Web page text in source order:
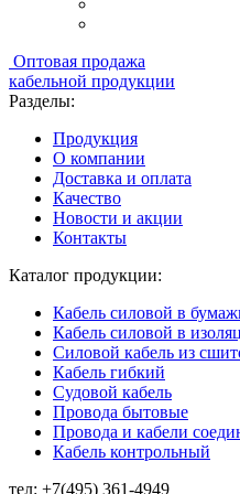
Оптовая продажа
кабельной продукции
Разделы:
Продукция
О компании
Доставка и оплата
Качество
Новости и акции
Контакты
Каталог продукции:
Кабель силовой в
Кабель силовой в
Силовой кабель из
Кабель гибкий
Судовой кабель
Провода бытовые
Провода и кабели
Кабель контрольный
тел: +7(495) 361-4949